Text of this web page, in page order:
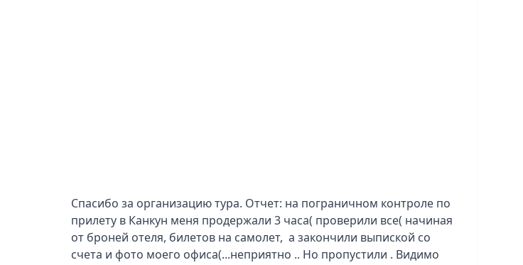
Спасибо за организацию тура. Отчет: на пограничном контроле по
прилету в Канкун меня продержали 3 часа( проверили все( начиная
от броней отеля, билетов на самолет, а закончили выпиской со
счета и фото моего офиса(...неприятно .. Но пропустили . Видимо